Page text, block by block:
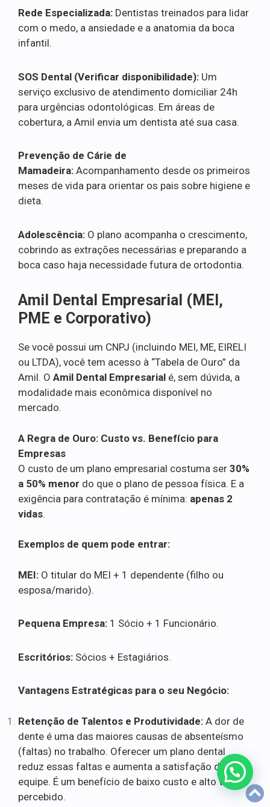
Rede Especializada: Dentistas treinados para lidar
com o medo, a ansiedade e a anatomia da boca
infantil.
SOS Dental (Verificar disponibilidade): Um
serviço exclusivo de atendimento domiciliar 24h
para urgências odontológicas. Em áreas de
cobertura, a Amil envia um dentista até sua casa.
Prevenção de Cárie de
Mamadeira: Acompanhamento desde os primeiros
meses de vida para orientar os pais sobre higiene e
dieta.
Adolescência: O plano acompanha o crescimento,
cobrindo as extrações necessárias e preparando a
boca caso haja necessidade futura de ortodontia.
Amil Dental Empresarial (MEI,
PME e Corporativo)
Se você possui um CNPJ (incluindo MEI, ME, EIRELI
ou LTDA), você tem acesso à “Tabela de Ouro” da
Amil. O Amil Dental Empresarial é, sem dúvida, a
modalidade mais econômica disponível no
mercado.
A Regra de Ouro: Custo vs. Benefício para
Empresas
O custo de um plano empresarial costuma ser 30%
a 50% menor do que o plano de pessoa física. E a
exigência para contratação é mínima: apenas 2
vidas.
Exemplos de quem pode entrar:
MEI: O titular do MEI + 1 dependente (filho ou
esposa/marido).
Pequena Empresa: 1 Sócio + 1 Funcionário.
Escritórios: Sócios + Estagiários.
Vantagens Estratégicas para o seu Negócio:
Retenção de Talentos e Produtividade: A dor de
dente é uma das maiores causas de absenteísmo
(faltas) no trabalho. Oferecer um plano dental
reduz essas faltas e aumenta a satisfação da
equipe. É um benefício de baixo custo e alto valor
percebido.